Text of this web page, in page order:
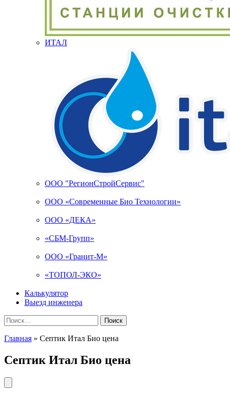
ИТАЛ
ООО "РегионСтройСервис"
ООО «Современные Био Технологии»
ООО «ДЕКА»
«СБМ-Групп»
ООО «Гранит-М»
«ТОПОЛ-ЭКО»
Калькулятор
Выезд инженера
Найти:
Главная » Септик Итал Био цена
Септик Итал Био цена